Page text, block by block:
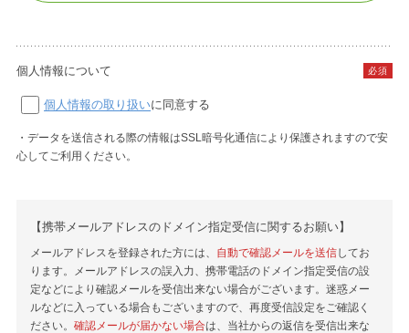
個人情報について 必須
個人情報の取り扱いに同意する
・データを送信される際の情報はSSL暗号化通信により保護されますので安
心してご利用ください。
【携帯メールアドレスのドメイン指定受信に関するお願い】
メールアドレスを登録された方には、 自動で確認メールを送信してお
ります。メールアドレスの誤入力、携帯電話のドメイン指定受信の設
定などにより確認メールを受信出来ない場合がございます。迷惑メー
ルなどに入っている場合もございますので、再度受信設定をご確認く
ださい。 確認メールが届かない場合は、当社からの返信を受信出来な